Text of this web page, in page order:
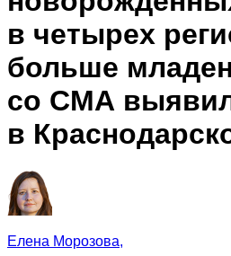
в четырех
больше
со СМА
в
Елена Морозова,